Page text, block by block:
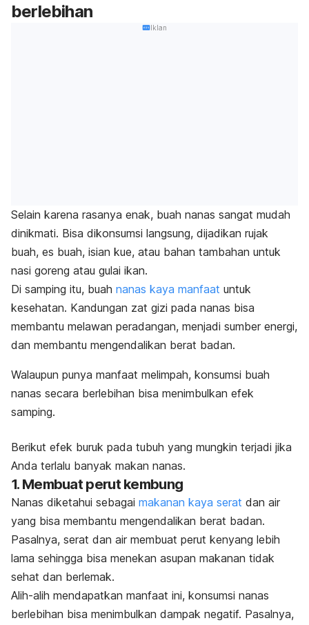
berlebihan
Iklan
Selain karena rasanya enak, buah nanas sangat mudah
dinikmati. Bisa dikonsumsi langsung, dijadikan rujak
buah, es buah, isian kue, atau bahan tambahan untuk
nasi goreng atau gulai ikan.
Di samping itu, buah nanas kaya manfaat untuk
kesehatan. Kandungan zat gizi pada nanas bisa
membantu melawan peradangan, menjadi sumber energi,
dan membantu mengendalikan berat badan.
Walaupun punya manfaat melimpah, konsumsi buah
nanas secara berlebihan bisa menimbulkan efek
samping.
Berikut efek buruk pada tubuh yang mungkin terjadi jika
Anda terlalu banyak makan nanas.
1. Membuat perut kembung
Nanas diketahui sebagai makanan kaya serat dan air
yang bisa membantu mengendalikan berat badan.
Pasalnya, serat dan air membuat perut kenyang lebih
lama sehingga bisa menekan asupan makanan tidak
sehat dan berlemak.
Alih-alih mendapatkan manfaat ini, konsumsi nanas
berlebihan bisa menimbulkan dampak negatif. Pasalnya,